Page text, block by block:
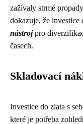
zažívaly strmé
dokazuje, že investice
nástrojpro
časech.
Skladovací
Investice do zlata s
které je potřeba